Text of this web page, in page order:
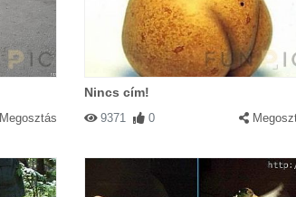
Megosztás
Nincs cím!
9371 0